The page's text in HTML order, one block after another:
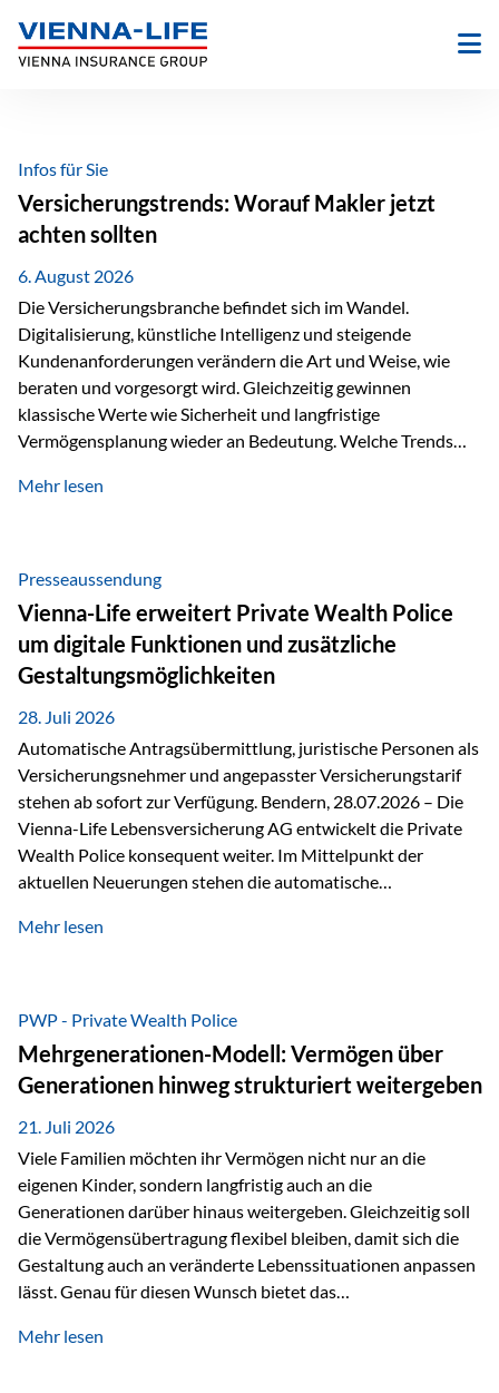
Inhalt
springen
Infos für Sie
Versicherungstrends: Worauf Makler jetzt
achten sollten
6. August 2026
Die Versicherungsbranche befindet sich im Wandel.
Digitalisierung, künstliche Intelligenz und steigende
Kundenanforderungen verändern die Art und Weise, wie
beraten und vorgesorgt wird. Gleichzeitig gewinnen
klassische Werte wie Sicherheit und langfristige
Vermögensplanung wieder an Bedeutung. Welche Trends
Blick behalten? Digitalisierung und KI verändern die
administrative Aufgaben, beschleunigen Abläufe und
schaffen mehr Zeit für das Wesentliche: die persönliche
Beratung. Gerade deshalb wird die individuelle Betreuung
zum entscheidenden Erfolgsfaktor. Technologie kann
unterstützen, Vertrauen entsteht jedoch weiterhin im
persönlichen Gespräch. Bei der Vienna-Life reagieren…
Mehr lesen
Presseaussendung
Vienna-Life erweitert Private Wealth Police
um digitale Funktionen und zusätzliche
Gestaltungsmöglichkeiten
28. Juli 2026
Automatische Antragsübermittlung, juristische Personen als
Versicherungsnehmer und angepasster Versicherungstarif
stehen ab sofort zur Verfügung. Bendern, 28.07.2026 – Die
Vienna-Life Lebensversicherung AG entwickelt die Private
Wealth Police konsequent weiter. Im Mittelpunkt der
aktuellen Neuerungen stehen die automatische
als Versicherungsnehmer einzusetzen, sowie eine
Abwicklung für Vertriebspartner deutlich effizienter
gestaltet. Anträge werden direkt elektronisch übermittelt,
Medienbrüche reduziert und die weitere Bearbeitung
beschleunigt. Ab sofort können auch juristische Personen,
wie Kapitalgesellschaften oder Stiftungen, als
Versicherungsnehmer eingesetzt werden. Damit erweitert
die Vienna-Life die Einsatzmöglichkeiten der Private Wealth
Police insbesondere für…
Mehr lesen
PWP - Private Wealth Police
Mehrgenerationen-Modell: Vermögen über
Generationen hinweg strukturiert weitergeben
21. Juli 2026
Viele Familien möchten ihr Vermögen nicht nur an die
eigenen Kinder, sondern langfristig auch an die
Generationen darüber hinaus weitergeben. Gleichzeitig soll
die Vermögensübertragung flexibel bleiben, damit sich die
Gestaltung auch an veränderte Lebenssituationen anpassen
lässt. Genau für diesen Wunsch bietet das
Vienna-Life eine interessante Lösung. Es ermöglicht,
Mehr lesen